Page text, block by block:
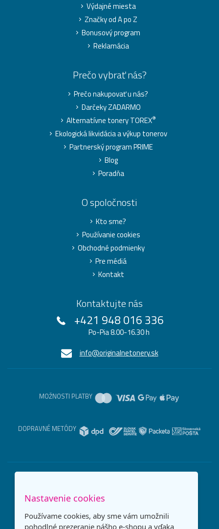
Výdajné miesta
Značky od A po Z
Bonusový program
Reklamácia
Prečo vybrať nás?
Prečo nakupovať u nás?
Darčeky ZADARMO
Alternatívne tonery TOREX®
Ekologická likvidácia a výkup tonerov
Partnerský program PRIME
Blog
Poradňa
O spoločnosti
Kto sme?
Používanie cookies
Obchodné podmienky
Pre médiá
Kontakt
Kontaktujte nás
+421 948 016 336
Po-Pia 8.00-16.30 h
info@originalnetonery.sk
MOŽNOSTI PLATBY
DOPRAVNÉ METÓDY
Nastavenie cookies
Používame cookies, aby sme vám umožnili
pohodlné prezeranie nášho e-shopu a vďaka